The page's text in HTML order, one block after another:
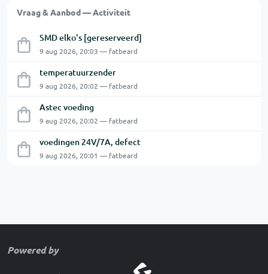
Vraag & Aanbod — Activiteit
SMD elko's [gereserveerd]
9 aug 2026, 20:03 — fatbeard
temperatuurzender
9 aug 2026, 20:02 — fatbeard
Astec voeding
9 aug 2026, 20:02 — fatbeard
voedingen 24V/7A, defect
9 aug 2026, 20:01 — fatbeard
Powered by